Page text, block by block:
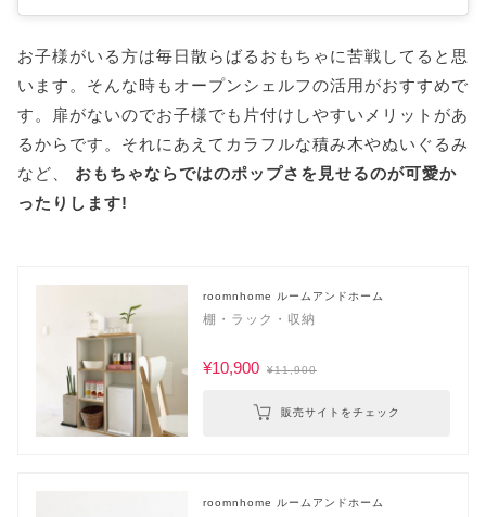
お子様がいる方は毎日散らばるおもちゃに苦戦してると思
います。そんな時もオープンシェルフの活用がおすすめで
す。扉がないのでお子様でも片付けしやすいメリットがあ
るからです。それにあえてカラフルな積み木やぬいぐるみ
など、
おもちゃならではのポップさを見せるのが可愛か
ったりします!
roomnhome ルームアンドホーム
棚・ラック・収納
¥10,900 ¥11,900
販売サイトをチェック
roomnhome ルームアンドホーム